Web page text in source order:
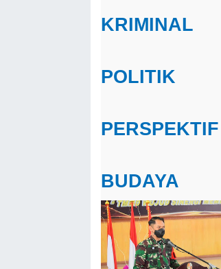
KRIMINAL
POLITIK
PERSPEKTIF
BUDAYA